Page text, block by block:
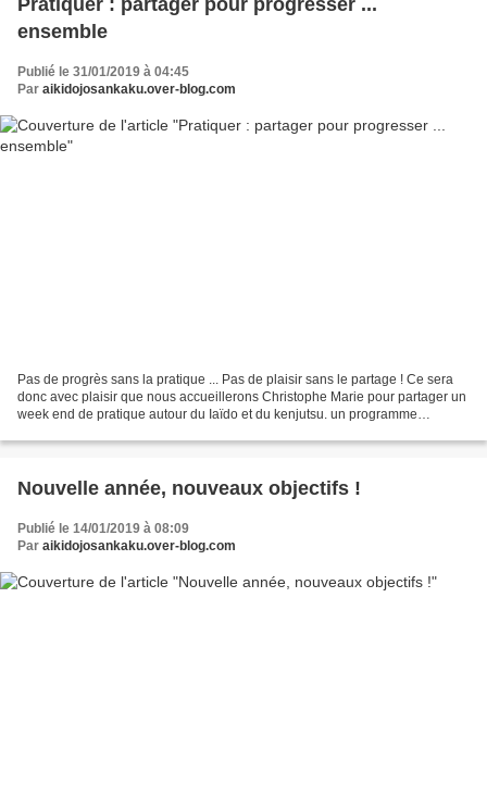
ensemble
Publié le 31/01/2019 à 04:45
Par aikidojosankaku.over-blog.com
Pas de progrès sans la pratique ... Pas de plaisir sans le partage ! Ce sera
donc avec plaisir que nous accueillerons Christophe Marie pour partager un
week end de pratique autour du Iaïdo et du kenjutsu. un programme
Nouvelle année, nouveaux objectifs !
Publié le 14/01/2019 à 08:09
Par aikidojosankaku.over-blog.com